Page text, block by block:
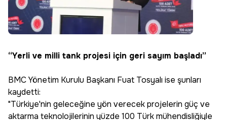
“Yerli ve milli tank projesi için geri sayım başladı”
BMC Yönetim Kurulu Başkanı Fuat Tosyalı ise şunları
kaydetti:
"Türkiye'nin geleceğine yön verecek projelerin güç ve
aktarma teknolojilerinin yüzde 100 Türk mühendisliğiyle